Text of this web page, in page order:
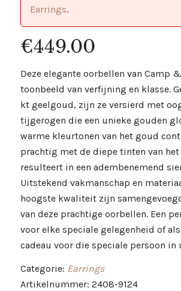
Earrings.
€449.00
Deze elegante oorbellen van Camp
toonbeeld van verfijning en klasse.
kt geelgoud, zijn ze versierd met
tijgerogen die een unieke gouden
warme kleurtonen van het goud
prachtig met de diepe tinten van
resulteert in een adembenemend
Uitstekend vakmanschap en
hoogste kwaliteit zijn
van deze prachtige oorbellen. Een
voor elke speciale gelegenheid of
cadeau voor die speciale persoon in
Categorie: Earrings
Artikelnummer: 2408-9124